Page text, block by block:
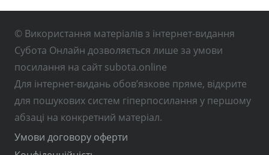
© Використання матеріалів з інтернет-видання
Субота Онлайн дозволяється лише за умови
посилання на сайт subota.online
Для інтернет-видань обов’язкове пряме, відкрите
для пошукових систем гіперпосилання у першому
абзаці на конкретний матеріал.
Умови договору оферти